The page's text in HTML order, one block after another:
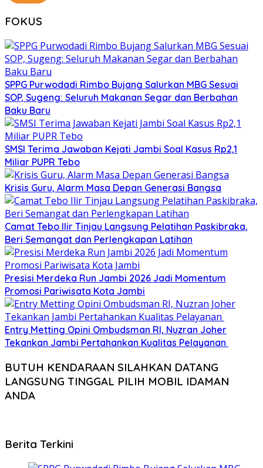
FOKUS
SPPG Purwodadi Rimbo Bujang Salurkan MBG Sesuai
SOP, Sugeng: Seluruh Makanan Segar dan Berbahan
Baku Baru
SMSI Terima Jawaban Kejati Jambi Soal Kasus Rp2,1
Miliar PUPR Tebo
Krisis Guru, Alarm Masa Depan Generasi Bangsa
Camat Tebo Ilir Tinjau Langsung Pelatihan Paskibraka,
Beri Semangat dan Perlengkapan Latihan
Presisi Merdeka Run Jambi 2026 Jadi Momentum
Promosi Pariwisata Kota Jambi
Entry Metting Opini Ombudsman RI, Nuzran Joher
Tekankan Jambi Pertahankan Kualitas Pelayanan
BUTUH KENDARAAN SILAHKAN DATANG
LANGSUNG TINGGAL PILIH MOBIL IDAMAN
ANDA
Berita Terkini